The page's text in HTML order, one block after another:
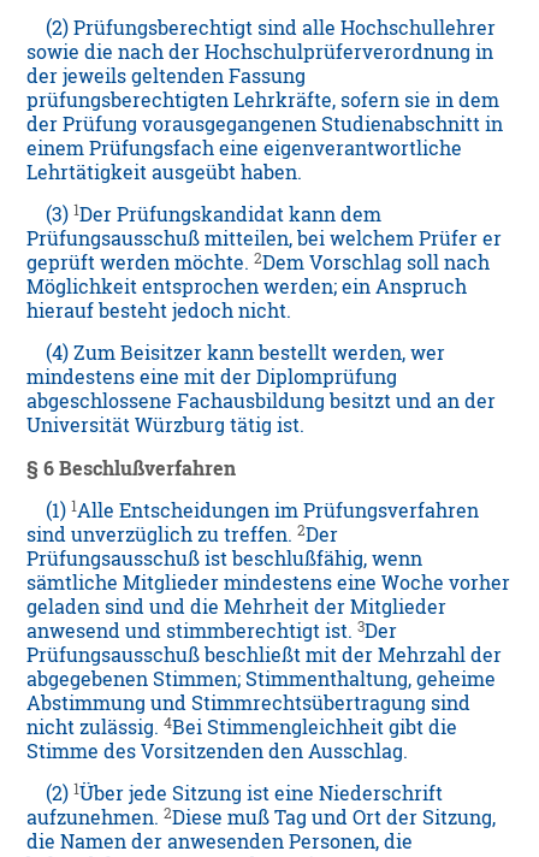
(2) Prüfungsberechtigt sind alle Hochschullehrer
sowie die nach der Hochschulprüferverordnung in
der jeweils geltenden Fassung
prüfungsberechtigten Lehrkräfte, sofern sie in dem
der Prüfung vorausgegangenen Studienabschnitt in
einem Prüfungsfach eine eigenverantwortliche
Lehrtätigkeit ausgeübt haben.
(3)1Der Prüfungskandidat kann dem
Prüfungsausschuß mitteilen, bei welchem Prüfer er
geprüft werden möchte.2Dem Vorschlag soll nach
Möglichkeit entsprochen werden; ein Anspruch
hierauf besteht jedoch nicht.
(4) Zum Beisitzer kann bestellt werden, wer
mindestens eine mit der Diplomprüfung
abgeschlossene Fachausbildung besitzt und an der
Universität Würzburg tätig ist.
§ 6 Beschlußverfahren
(1)1Alle Entscheidungen im Prüfungsverfahren
sind unverzüglich zu treffen.2Der
Prüfungsausschuß ist beschlußfähig, wenn
sämtliche Mitglieder mindestens eine Woche vorher
geladen sind und die Mehrheit der Mitglieder
anwesend und stimmberechtigt ist.3Der
Prüfungsausschuß beschließt mit der Mehrzahl der
abgegebenen Stimmen; Stimmenthaltung, geheime
Abstimmung und Stimmrechtsübertragung sind
nicht zulässig.4Bei Stimmengleichheit gibt die
Stimme des Vorsitzenden den Ausschlag.
(2)1Über jede Sitzung ist eine Niederschrift
aufzunehmen.2Diese muß Tag und Ort der Sitzung,
die Namen der anwesenden Personen, die